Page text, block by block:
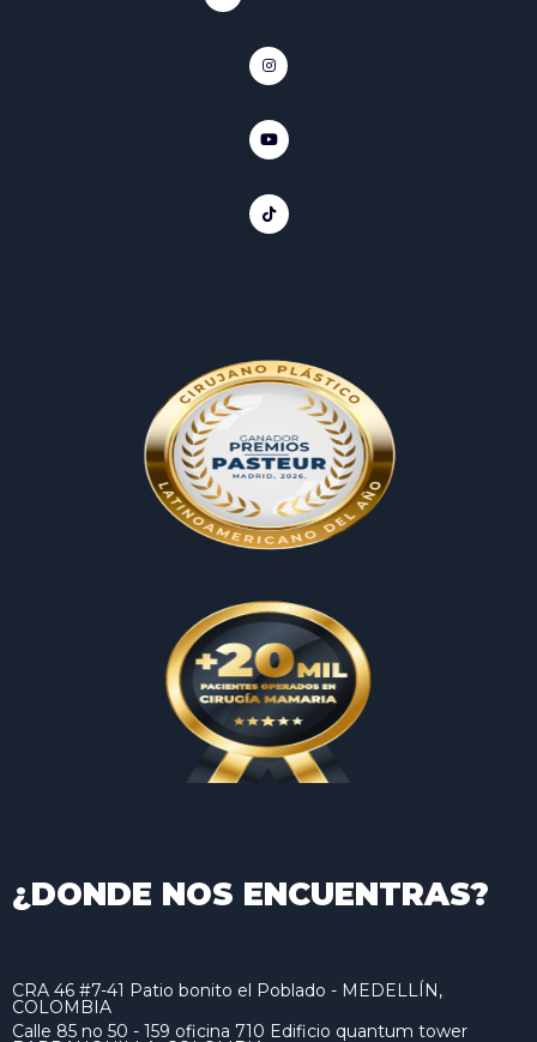
¿DONDE NOS ENCUENTRAS?
CRA 46 #7-41 Patio bonito el Poblado - MEDELLÍN,
COLOMBIA
Calle 85 no 50 - 159 oficina 710 Edificio quantum tower